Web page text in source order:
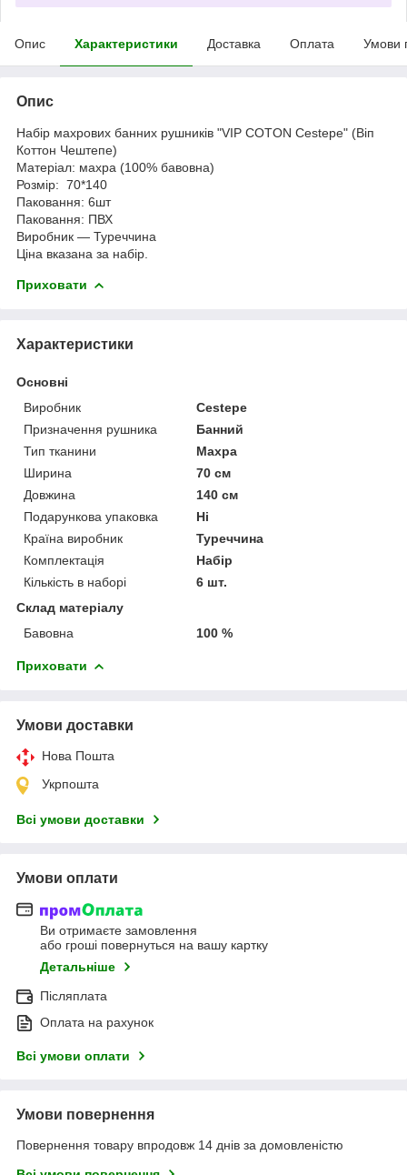
Опис Характеристики Доставка Оплата Умови
Опис
Набір махрових банних рушників "VIP COTON Cestepe" (Віп
Коттон Чештепе)
Матеріал: махра (100% бавовна)
Розмір: 70*140
Паковання: 6шт
Паковання: ПВХ
Виробник — Туреччина
Ціна вказана за набір.
Приховати
Характеристики
Основні
Виробник
Cestepe
Призначення рушника
Банний
Тип тканини
Махра
Ширина
70 см
Довжина
140 см
Подарункова упаковка
Ні
Країна виробник
Туреччина
Комплектація
Набір
Кількість в наборі
6 шт.
Склад матеріалу
Бавовна
100 %
Приховати
Умови доставки
Нова Пошта
Укрпошта
Всі умови доставки
Умови оплати
Ви отримаєте замовлення
або гроші повернуться на вашу картку
Детальніше
Післяплата
Оплата на рахунок
Всі умови оплати
Умови повернення
Повернення товару впродовж 14 днів за домовленістю